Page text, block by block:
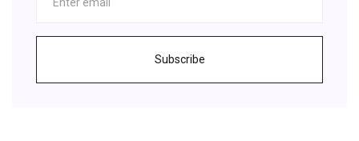
Subscribe